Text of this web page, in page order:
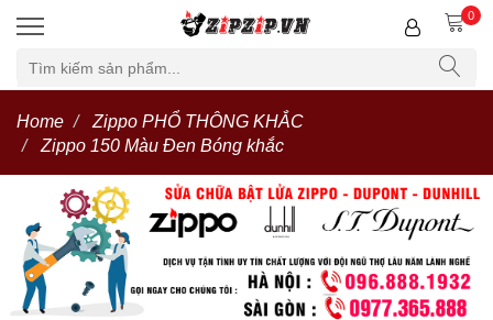
0
Home
Zippo PHỔ THÔNG KHẮC
Zippo 150 Màu Đen Bóng khắc